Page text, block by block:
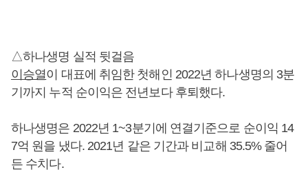
△하나생명 실적 뒷걸음
이승열이 대표에 취임한 첫해인 2022년 하나생명의 3분
기까지 누적 순이익은 전년보다 후퇴했다.
하나생명은 2022년 1~3분기에 연결기준으로 순이익 14
7억 원을 냈다. 2021년 같은 기간과 비교해 35.5% 줄어
든 수치다.